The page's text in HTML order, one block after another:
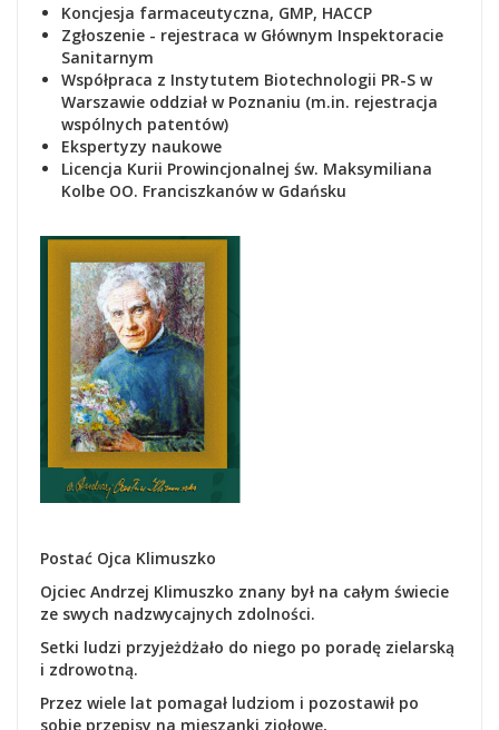
Koncjesja farmaceutyczna, GMP, HACCP
Zgłoszenie - rejestraca w Głównym Inspektoracie
Sanitarnym
Współpraca z Instytutem Biotechnologii PR-S w
Warszawie oddział w Poznaniu (m.in. rejestracja
wspólnych patentów)
Ekspertyzy naukowe
Licencja Kurii Prowincjonalnej św. Maksymiliana
Kolbe OO. Franciszkanów w Gdańsku
Postać Ojca Klimuszko
Ojciec Andrzej Klimuszko znany był na całym świecie
ze swych nadzwycajnych zdolności.
Setki ludzi przyjeżdżało do niego po poradę zielarską
i zdrowotną.
Przez wiele lat pomagał ludziom i pozostawił po
sobie przepisy na mieszanki ziołowe,